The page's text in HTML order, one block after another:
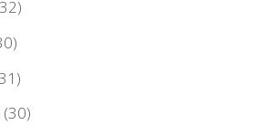
(30)